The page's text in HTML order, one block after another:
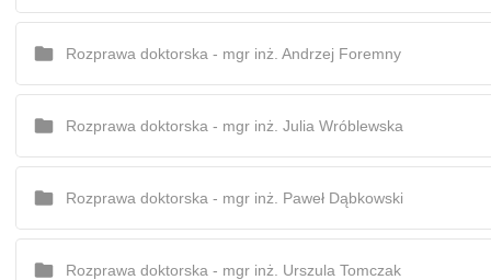
Rozprawa doktorska - mgr inż. Andrzej Foremny
Rozprawa doktorska - mgr inż. Julia Wróblewska
Rozprawa doktorska - mgr inż. Paweł Dąbkowski
Rozprawa doktorska - mgr inż. Urszula Tomczak